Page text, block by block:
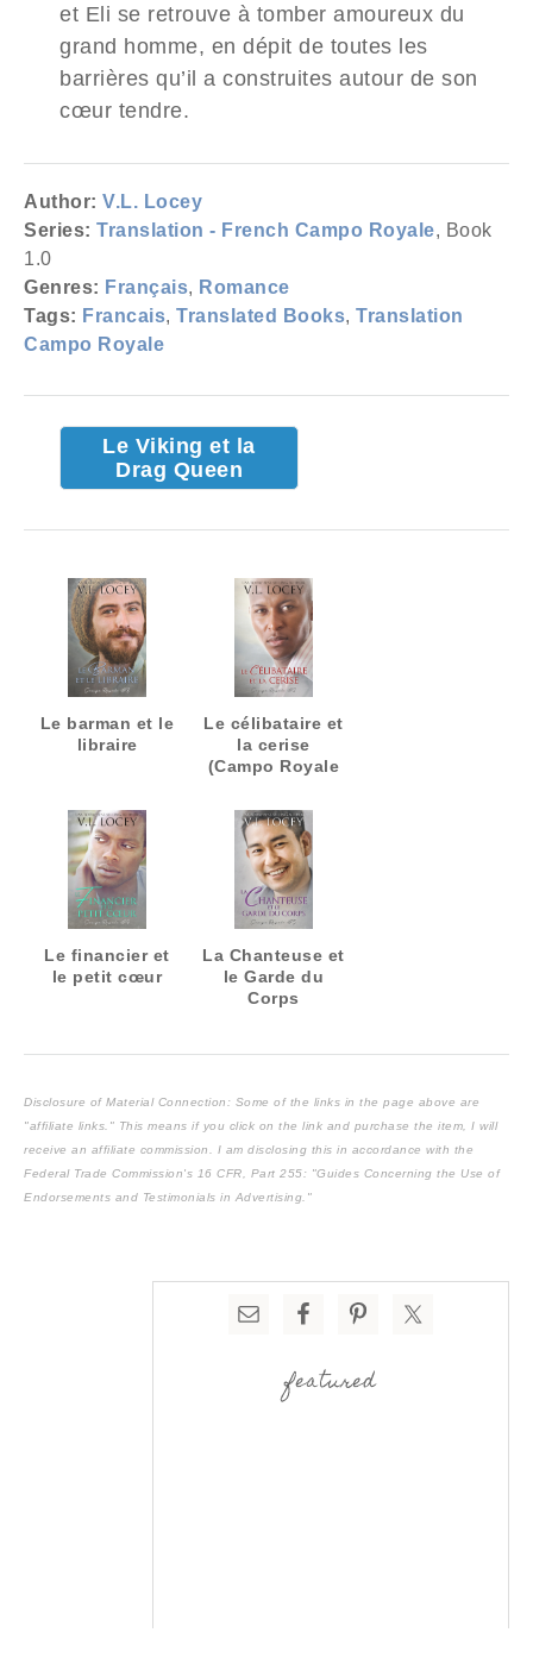
et Eli se retrouve à tomber amoureux du
grand homme, en dépit de toutes les
barrières qu’il a construites autour de son
cœur tendre.
Author: V.L. Locey
Series: Translation - French Campo Royale, Book
1.0
Genres: Français, Romance
Tags: Francais, Translated Books, Translation
Campo Royale
Le Viking et la
Drag Queen
Le barman et le
libraire
Le célibataire et
la cerise
(Campo Royale
Le financier et
le petit cœur
La Chanteuse et
le Garde du
Corps
Disclosure of Material Connection: Some of the links in the page above are
"affiliate links." This means if you click on the link and purchase the item, I will
receive an affiliate commission. I am disclosing this in accordance with the
Federal Trade Commission's 16 CFR, Part 255: "Guides Concerning the Use of
Endorsements and Testimonials in Advertising."
featured